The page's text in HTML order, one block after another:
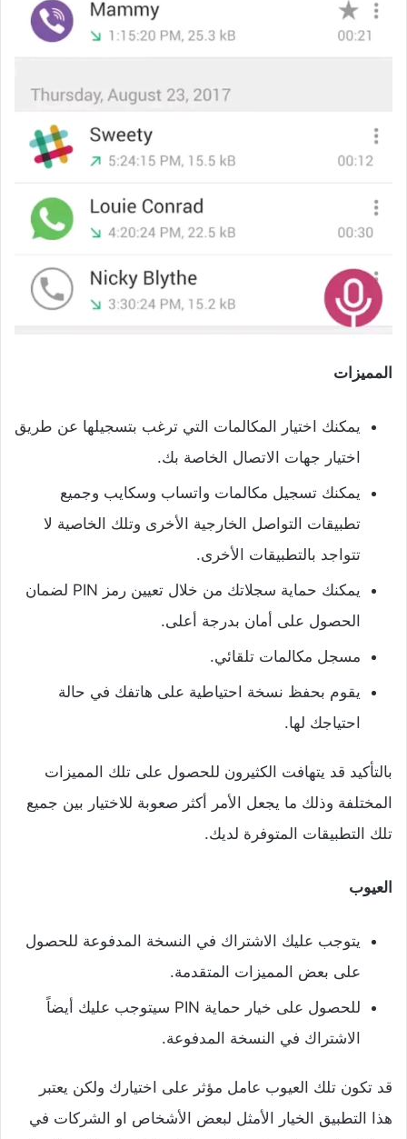
المميزات
يمكنك اختيار المكالمات التي ترغب بتسجيلها عن طريق
اختيار جهات الاتصال الخاصة بك.
يمكنك تسجيل مكالمات واتساب وسكايب وجميع
تطبيقات التواصل الخارجية الأخرى وتلك الخاصية لا
تتواجد بالتطبيقات الأخرى.
يمكنك حماية سجلاتك من خلال تعيين رمز PIN لضمان
الحصول على أمان بدرجة أعلى.
مسجل مكالمات تلقائي.
يقوم بحفظ نسخة احتياطية على هاتفك في حالة
احتياجك لها.
بالتأكيد قد يتهافت الكثيرون للحصول على تلك المميزات
المختلفة وذلك ما يجعل الأمر أكثر صعوبة للاختيار بين جميع
تلك التطبيقات المتوفرة لديك.
العيوب
يتوجب عليك الاشتراك في النسخة المدفوعة للحصول
على بعض المميزات المتقدمة.
للحصول على خيار حماية PIN سيتوجب عليك أيضاً
الاشتراك في النسخة المدفوعة.
قد تكون تلك العيوب عامل مؤثر على اختيارك ولكن يعتبر
هذا التطبيق الخيار الأمثل لبعض الأشخاص او الشركات في